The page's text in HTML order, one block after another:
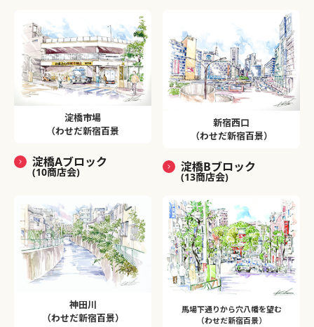
淀橋市場
（わせだ新宿百景
淀橋Aブロック
(10商店会)
新宿西口
（わせだ新宿百景）
淀橋Bブロック
(13商店会)
神田川
（わせだ新宿百景）
馬場下通りから穴八幡を望む
（わせだ新宿百景）